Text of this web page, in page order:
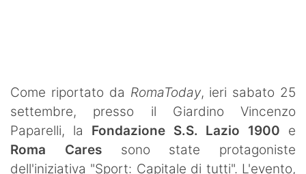
Contatti
Come riportato da RomaToday, ieri sabato 25
settembre, presso il Giardino Vincenzo
Paparelli, la Fondazione S.S. Lazio 1900 e
Roma Caressono state protagoniste
dell'iniziativa "Sport: Capitale di tutti". L'evento,